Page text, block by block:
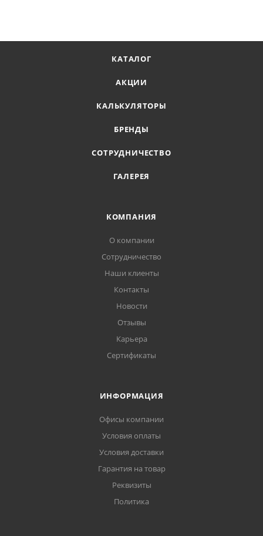
КАТАЛОГ
АКЦИИ
КАЛЬКУЛЯТОРЫ
БРЕНДЫ
СОТРУДНИЧЕСТВО
ГАЛЕРЕЯ
КОМПАНИЯ
О компании
Сотрудничество
Наши клиенты
Контакты
Новости
Отзывы
Карьера
Сертификаты
ИНФОРМАЦИЯ
Офисы компании
Условия оплаты
Условия доставки
Гарантия на товар
Реквизиты
Политика